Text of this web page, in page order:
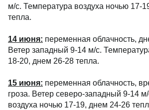
м/с. Температура воздуха ночью 17-
тепла.
14 июня: переменная облачность,
Ветер западный 9-14 м/с.
18-20, днем 26-28 тепла.
15 июня: переменная облачность,
гроза. Ветер северо-западный 9-14
воздуха ночью 17-19, днем 24-26